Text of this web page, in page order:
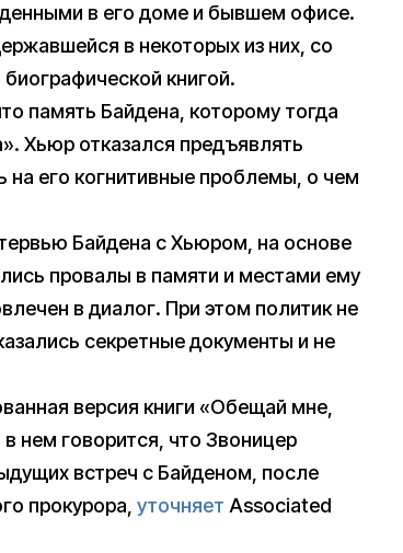
в его доме и бывшем офисе.
в некоторых из них, со
книгой.
память Байдена, которому тогда
Хьюр отказался предъявлять
на его когнитивные проблемы, о чем
Байдена с Хьюром, на основе
провалы в памяти и местами ему
в диалог. При этом политик не
секретные документы и не
версия книги «Обещай мне,
нем говорится, что Звоницер
встреч с Байденом, после
прокурора, уточняет Associated